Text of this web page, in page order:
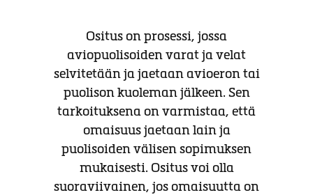
Ositus on prosessi, jossa
aviopuolisoiden varat ja velat
selvitetään ja jaetaan avioeron tai
puolison kuoleman jälkeen. Sen
tarkoituksena on varmistaa, että
omaisuus jaetaan lain ja
puolisoiden välisen sopimuksen
mukaisesti. Ositus voi olla
suoraviivainen, jos omaisuutta on